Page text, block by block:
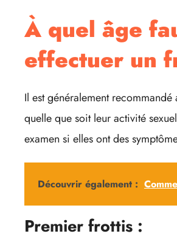
À quel âge
effectuer un
Il est généralement recommandé
quelle que soit leur activité
examen si elles ont des
Découvrir également :
Premier frottis :